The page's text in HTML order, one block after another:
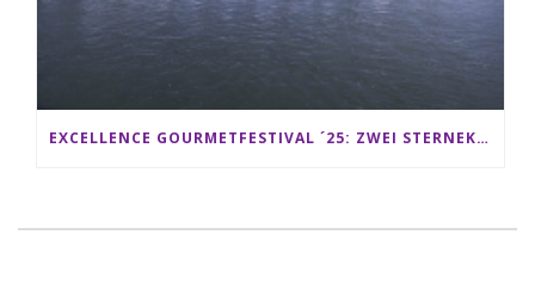
EXCELLENCE GOURMETFESTIVAL ´25: ZWEI STERNEKÖCHE ANTONIO GUIDA & DARIO MORESCO VERWÖHNEN IHRE GÄSTE AUF EINER LUXERIÖSEN SCHIFFSREISE